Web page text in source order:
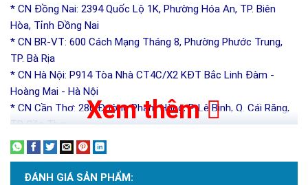
* CN Đồng Nai: 2394 Quốc Lộ 1K, Phường Hóa An, TP. Biên
Hòa, Tỉnh Đồng Nai
* CN BR-VT: 600 Cách Mạng Tháng 8, Phường Phước Trung,
TP. Bà Rịa
* CN Hà Nội: P914 Tòa Nhà CT4C/X2 KĐT Bắc Linh Đàm -
Hoàng Mai - Hà Nội
* CN Cần Thơ: 280 Đường Phạm Hùng, P. Lê Bình, Q. Cái Răng,
TP Cần Thơ
Xem thêm
ĐÁNH GIÁ SẢN PHẨM: